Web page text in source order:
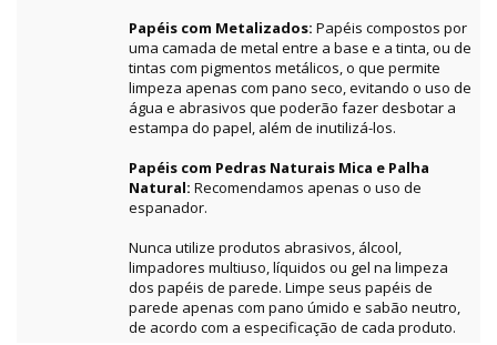
Papéis com Metalizados: Papéis compostos por
uma camada de metal entre a base e a tinta, ou de
tintas com pigmentos metálicos, o que permite
limpeza apenas com pano seco, evitando o uso de
água e abrasivos que poderão fazer desbotar a
estampa do papel, além de inutilizá-los.
Papéis com Pedras Naturais Mica e Palha
Natural: Recomendamos apenas o uso de
espanador.
Nunca utilize produtos abrasivos, álcool,
limpadores multiuso, líquidos ou gel na limpeza
dos papéis de parede. Limpe seus papéis de
parede apenas com pano úmido e sabão neutro,
de acordo com a especificação de cada produto.